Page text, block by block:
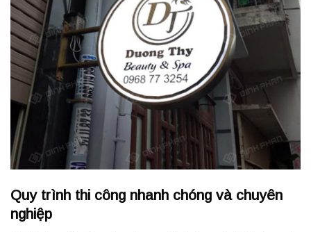
Quy trình thi công nhanh chóng và chuyên
nghiệp